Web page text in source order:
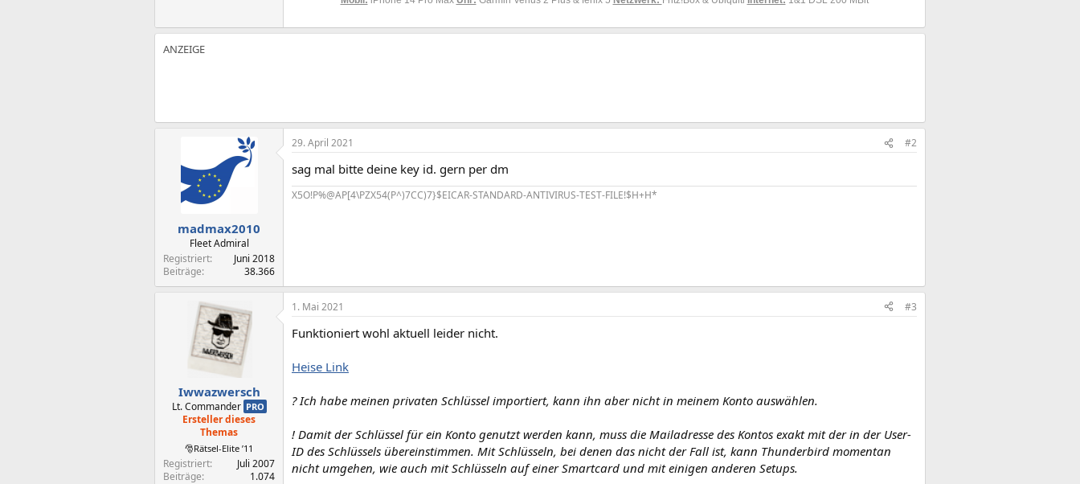
madmax2010
Fleet Admiral
Registriert
Juni 2018
Beiträge
38.366
29. April 2021 #2
sag mal bitte deine key id. gern per dm
X5O!P%@AP[4\PZX54(P^)7CC)7}$EICAR-STANDARD-ANTIVIRUS-TEST-FILE!$H+H*
Iwwazwersch
Lt. Commander PRO
Ersteller dieses
Themas
🎅Rätsel-Elite ’11
Registriert
Juli 2007
Beiträge
1.074
1. Mai 2021 #3
Funktioniert wohl aktuell leider nicht.
Heise Link
? Ich habe meinen privaten Schlüssel importiert, kann ihn aber nicht in meinem Konto auswählen.
! Damit der Schlüssel für ein Konto genutzt werden kann, muss die Mailadresse des Kontos exakt mit der in der User-
ID des Schlüssels übereinstimmen. Mit Schlüsseln, bei denen das nicht der Fall ist, kann Thunderbird momentan
nicht umgehen, wie auch mit Schlüsseln auf einer Smartcard und mit einigen anderen Setups.